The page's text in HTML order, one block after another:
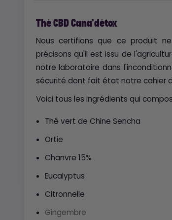
Thé CBD Cana'détox
Nous certifions que ce produit
précisons qu'il est issu de
notre laboratoire dans
sécurité dont fait état notre cahier
Voici tous les ingrédients qui
Thé vert de Chine Sencha
Ortie
Chanvre 15%
Eucalyptus
Citronnelle
Gingembre